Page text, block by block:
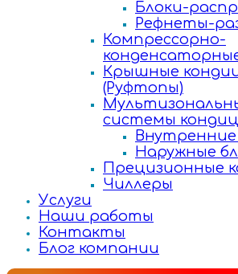
Блоки-
Рефнеты-
Компрессорно-
Крышные
(Руфтопы)
системы
Внутренние
Наружные
Прецизионные
Чиллеры
Услуги
Наши работы
Контакты
Блог компании